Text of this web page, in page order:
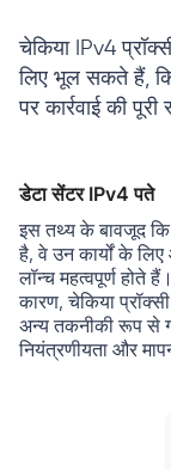
चेकिया IPv4
लिए भूल सकते हैं,
पर कार्रवाई की
डेटा सेंटर IPv4 पते
इस तथ्य के बावजूद कि
है, वे उन कार्यों के
लॉन्च महत्वपूर्ण होते
कारण, चेकिया
अन्य तकनीकी रूप से
नियंत्रणीयता और